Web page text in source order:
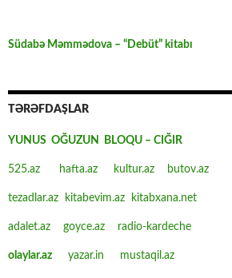
Südabə Məmmədova – “Debüt” kitabı
TƏRƏFDAŞLAR
YUNUS OĞUZUN BLOQU – CIĞIR
525.az hafta.az kultur.az butov.az
tezadlar.az kitabevim.az kitabxana.net
adalet.az goyce.az radio-kardeche
olaylar.az yazar.in mustaqil.az